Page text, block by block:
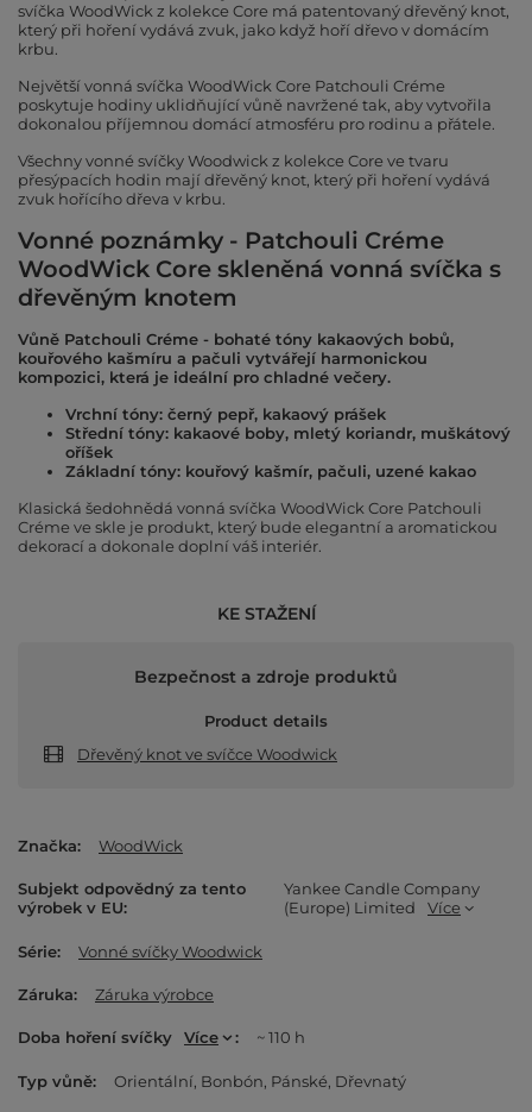
svíčka WoodWick z kolekce Core má patentovaný dřevěný knot,
který při hoření vydává zvuk, jako když hoří dřevo v domácím
krbu.
Největší vonná svíčka WoodWick Core Patchouli Créme
poskytuje hodiny uklidňující vůně navržené tak, aby vytvořila
dokonalou příjemnou domácí atmosféru pro rodinu a přátele.
Všechny vonné svíčky Woodwick z kolekce Core ve tvaru
přesýpacích hodin mají dřevěný knot, který při hoření vydává
zvuk hořícího dřeva v krbu.
Vonné poznámky - Patchouli Créme
WoodWick Core skleněná vonná svíčka s
dřevěným knotem
Vůně Patchouli Créme - bohaté tóny kakaových bobů,
kouřového kašmíru a pačuli vytvářejí harmonickou
kompozici, která je ideální pro chladné večery.
Vrchní tóny: černý pepř, kakaový prášek
Střední tóny: kakaové boby, mletý koriandr, muškátový
oříšek
Základní tóny: kouřový kašmír, pačuli, uzené kakao
Klasická šedohnědá vonná svíčka WoodWick Core Patchouli
Créme ve skle je produkt, který bude elegantní a aromatickou
dekorací a dokonale doplní váš interiér.
KE STAŽENÍ
Bezpečnost a zdroje produktů
Product details
Dřevěný knot ve svíčce Woodwick
Značka WoodWick
Subjekt odpovědný za tento
výrobek v EU
Yankee Candle Company
(Europe) Limited
Více
Série Vonné svíčky Woodwick
Záruka Záruka výrobce
Doba hoření svíčky Více ~ 110 h
Typ vůně Orientální Bonbón Pánské Dřevnatý